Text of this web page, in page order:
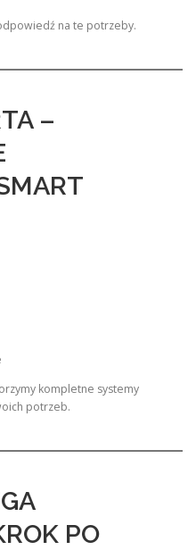
na te potrzeby.
–
kompletne systemy
potrzeb.
PO